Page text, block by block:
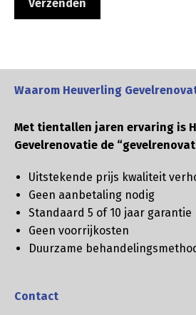
Waarom Heuverling
Met tientallen jaren ervaring is
Gevelrenovatie de
Uitstekende prijs kwaliteit
Geen aanbetaling nodig
Standaard 5 of 10 jaar garantie
Geen voorrijkosten
Duurzame
Contact